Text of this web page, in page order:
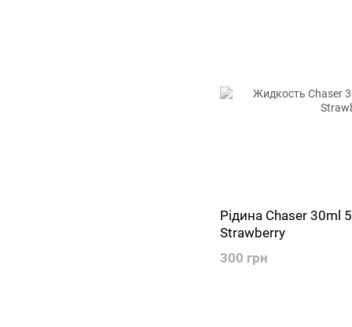
Рідина Chaser 30ml
Strawberry
300 грн